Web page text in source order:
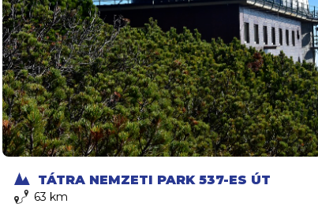
TÁTRA NEMZETI PARK 537-ES ÚT
63 km